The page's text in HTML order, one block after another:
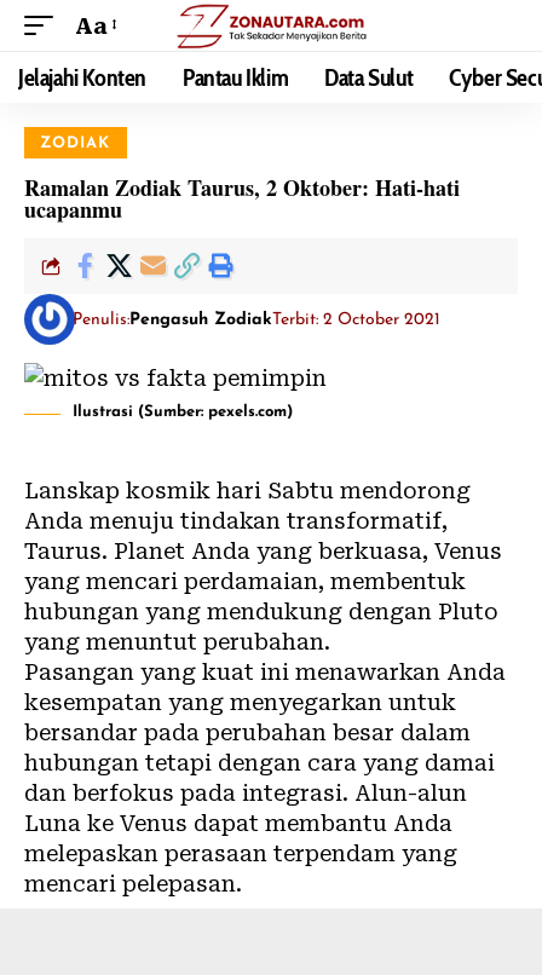
Aa
Jelajahi Konten Pantau Iklim Data Sulut Cyber
ZODIAK
Ramalan Zodiak Taurus, 2 Oktober: Hati-hati
ucapanmu
Penulis: Pengasuh ZodiakTerbit: 2 October 2021
Ilustrasi (Sumber: pexels.com)
Lanskap kosmik hari Sabtu mendorong
Anda menuju tindakan transformatif,
Taurus. Planet Anda yang berkuasa, Venus
yang mencari perdamaian, membentuk
hubungan yang mendukung dengan Pluto
yang menuntut perubahan.
Pasangan yang kuat ini menawarkan Anda
kesempatan yang menyegarkan untuk
bersandar pada perubahan besar dalam
hubungan tetapi dengan cara yang damai
dan berfokus pada integrasi. Alun-alun
Luna ke Venus dapat membantu Anda
melepaskan perasaan terpendam yang
mencari pelepasan.